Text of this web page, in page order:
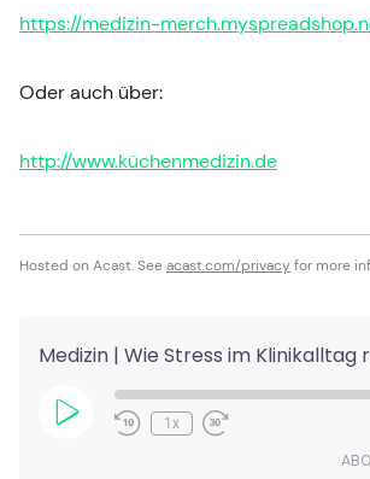
https://medizin-
Oder auch über:
http://www.küchenmedizin.de
Hosted on Acast. Seeacast.com/privacyfor more
Play
Episode
1x